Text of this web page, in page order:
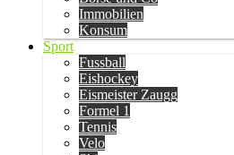
Immobilien
Konsum
Sport
Fussball
Eishockey
Eismeister Zaugg
Formel 1
Tennis
Velo